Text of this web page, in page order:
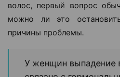
волос, первый вопрос
можно ли это
причины проблемы.
У женщин выпадение